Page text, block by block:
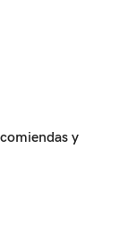
y